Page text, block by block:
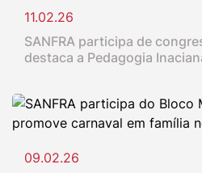
11.02.26
SANFRA participa de
destaca a Pedagogia
09.02.26